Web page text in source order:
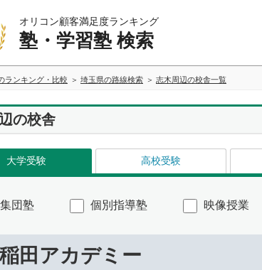
オリコン顧客満足度ランキング
塾・学習塾 検索
ランキング・比較 埼玉県の路線検索 志木周辺の校舎一覧
の校舎
大学受験 高校受験
集団塾 個別指導塾 映像授業
田アカデミー